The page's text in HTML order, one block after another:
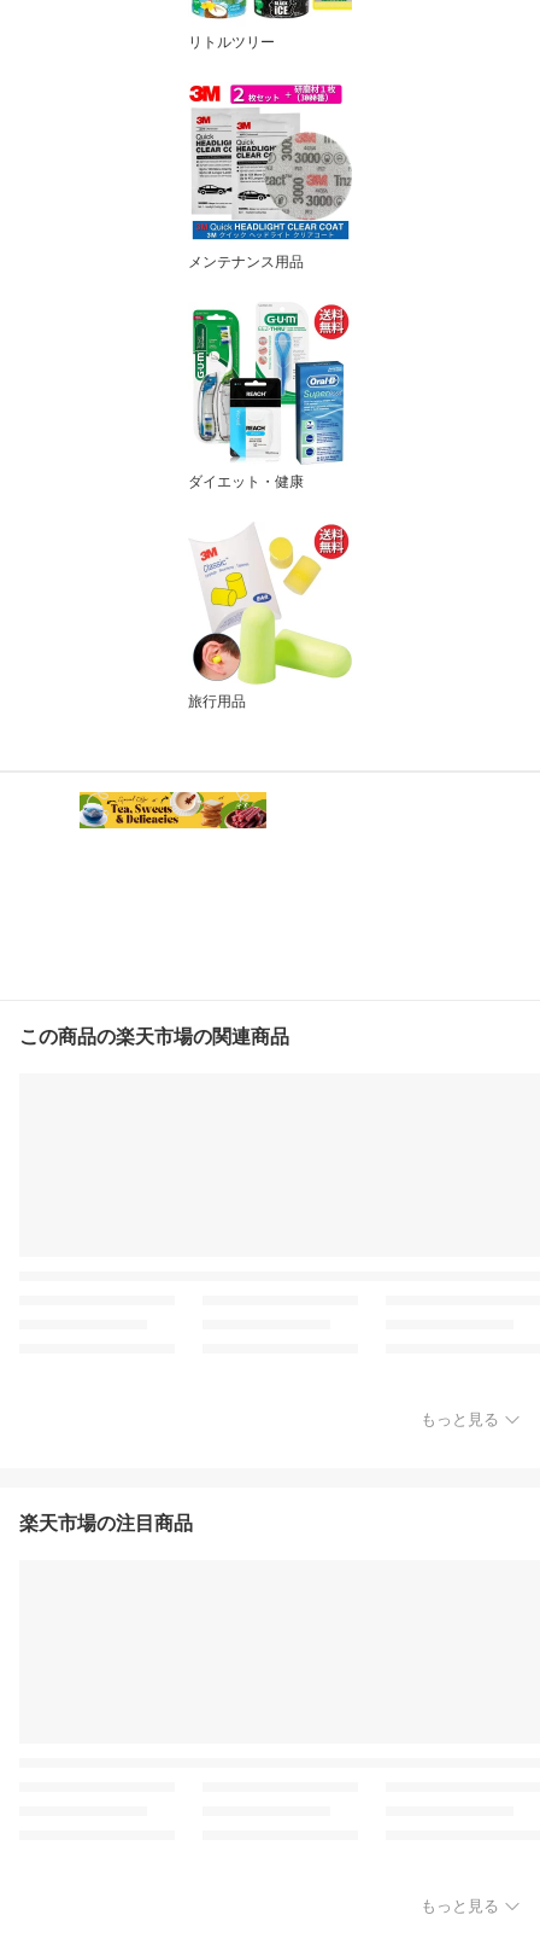
リトルツリー
メンテナンス用品
ダイエット・健康
旅行用品
この商品の楽天市場の関連商品
もっと見る
楽天市場の注目商品
もっと見る